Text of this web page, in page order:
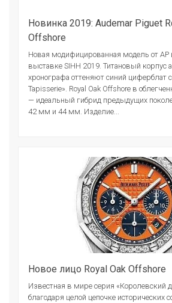
Новинка 2019: Audemar Piguet
Offshore
Новая модифицированная модель от АР
выставке SIHH 2019. Титановый корпус
хронографа оттеняют синий циферблат
Tapisserie». Royal Oak Offshore в
— идеальный гибрид предыдущих
42 мм и 44 мм. Изделие...
Новое лицо Royal Oak Offshore
Известная в мире серия «Королевский
благодаря целой цепочке исторических